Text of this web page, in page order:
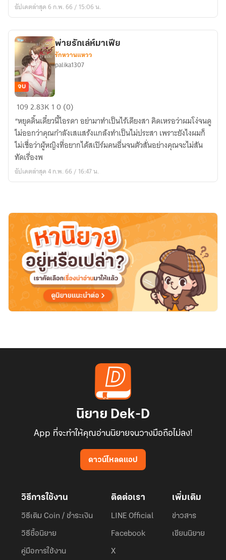
อัปเดตล่าสุด 6 ก.พ. 66 / 15:06 น.
พ่าย
เล่ห์
มาเฟีย
จบ
พ่ายรักเล่ห์มาเฟีย
รักหวานแหวว
palika1307
1092.83K 10 (0)
“หยุดดิ้นเดี๋ยวนี้ไอรดา อย่ามาทำเป็นไร้เดียงสา คิดเหรอว่าผมโง่จนดู
ไม่ออกว่าคุณกำลังเสแสร้งแกล้งทำเป็นไม่ประสา เพราะยังไงผมก็
ไม่เชื่อว่าผู้หญิงที่อยากได้สเปิร์มคนอื่นจนตัวสั่นอย่างคุณจะไม่สัน
ทัดเรื่องพ
อัปเดตล่าสุด 4 ก.พ. 66 / 16:47 น.
นิยาย Dek-D
App ที่จะทำให้คุณอ่านนิยายจนวางมือถือไม่ลง!
ดาวน์โหลดแอป
วิธีการใช้งาน
วิธีเติม Coin / ชำระเงิน
วิธีซื้อนิยาย
คู่มือการใช้งาน
ติดต่อเรา
LINE Official
Facebook
X
เพิ่มเติม
ข่าวสาร
เขียนนิยาย